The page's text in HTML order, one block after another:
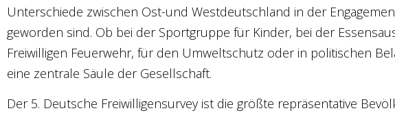
Unterschiede zwischen Ost-und Westdeutschland in der
geworden sind. Ob bei der Sportgruppe für Kinder, bei der
Freiwilligen Feuerwehr, für den Umweltschutz oder in politischen
eine zentrale Säule der Gesellschaft.
Der 5. Deutsche Freiwilligensurvey ist die größte repräsentative